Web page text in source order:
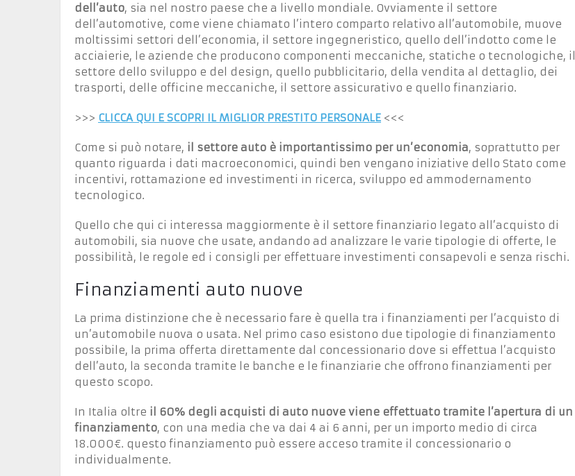
dell’auto, sia nel nostro paese che a livello mondiale. Ovviamente il settore
dell’automotive, come viene chiamato l’intero comparto relativo all’automobile, muove
moltissimi settori dell’economia, il settore ingegneristico, quello dell’indotto come le
acciaierie, le aziende che producono componenti meccaniche, statiche o tecnologiche, il
settore dello sviluppo e del design, quello pubblicitario, della vendita al dettaglio, dei
trasporti, delle officine meccaniche, il settore assicurativo e quello finanziario.
>>> CLICCA QUI E SCOPRI IL MIGLIOR PRESTITO PERSONALE <<<
Come si può notare, il settore auto è importantissimo per un’economia, soprattutto per
quanto riguarda i dati macroeconomici, quindi ben vengano iniziative dello Stato come
incentivi, rottamazione ed investimenti in ricerca, sviluppo ed ammodernamento
tecnologico.
Quello che qui ci interessa maggiormente è il settore finanziario legato all’acquisto di
automobili, sia nuove che usate, andando ad analizzare le varie tipologie di offerte, le
possibilità, le regole ed i consigli per effettuare investimenti consapevoli e senza rischi.
Finanziamenti auto nuove
La prima distinzione che è necessario fare è quella tra i finanziamenti per l’acquisto di
un’automobile nuova o usata. Nel primo caso esistono due tipologie di finanziamento
possibile, la prima offerta direttamente dal concessionario dove si effettua l’acquisto
dell’auto, la seconda tramite le banche e le finanziarie che offrono finanziamenti per
questo scopo.
In Italia oltre il 60% degli acquisti di auto nuove viene effettuato tramite l’apertura di un
finanziamento, con una media che va dai 4 ai 6 anni, per un importo medio di circa
18.000€. questo finanziamento può essere acceso tramite il concessionario o
individualmente.